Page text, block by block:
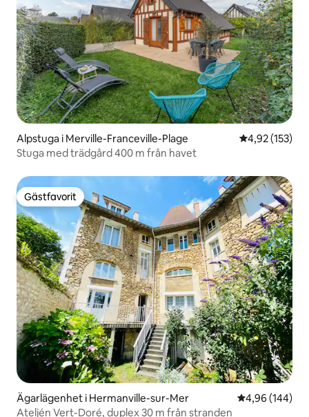
Alpstuga i Merville-Franceville-Plage 4,92 av 5 i
4,92 (153)
Stuga med trädgård 400 m från havet
Gästfavorit
Gästfavorit
Ägarlägenhet i Hermanville-sur-Mer 4,96 av 5 i
4,96 (144)
Ateljén Vert-Doré, duplex 30 m från stranden